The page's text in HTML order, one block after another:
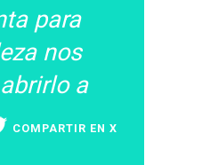
para
nos
a
COMPARTIR EN X